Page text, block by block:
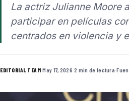
La actriz Julianne Moore
participar en películas
centrados en violencia y
EDITORIAL TEAM·May 17, 2026·2 min de lectura·